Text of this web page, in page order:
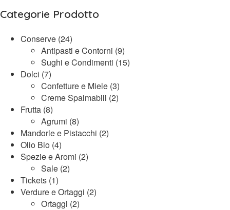
Categorie Prodotto
Conserve (24)
Antipasti e Contorni (9)
Sughi e Condimenti (15)
Dolci (7)
Confetture e Miele (3)
Creme Spalmabili (2)
Frutta (8)
Agrumi (8)
Mandorle e Pistacchi (2)
Olio Bio (4)
Spezie e Aromi (2)
Sale (2)
Tickets (1)
Verdure e Ortaggi (2)
Ortaggi (2)